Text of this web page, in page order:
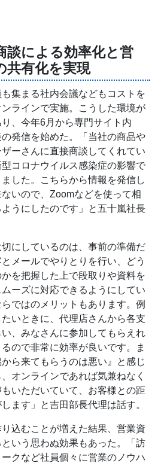
談による効率化と営
共有化を実現
集まる社内会議などもコストを
ラインで実施。こうした環境が
、今年6月から専門サイト内
発信を始めた。「当社の商品や
ーさんに直接商談してくれてい
コロナウイルス感染症の影響で
した。こちらから情報を発信し
いので、Zoomなどを使って相
うにしたのです」と五十嵐社長
にしているのは、事前の準備だ
メールでやりとりを行い、どう
を把握した上で段取りや資料を
ーズに対応できるようにしてい
ではのメリットもあります。例
いときに、代理店さんから各支
、みなさんに参加してもらえれ
ので非常に効率が良いです。ま
ら来てもらうのは悪い』と感じ
オンラインであれば気兼ねなく
いただいていて、お客様との距
ます」と吉田部長代理は話す。
込むことが増えた結果、営業資
いう思わぬ効果もあった。「訪
クなど社員個々に営業のノウハ